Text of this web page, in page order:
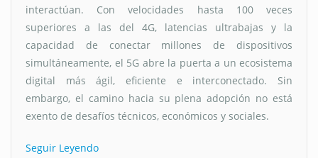
interactúan. Con velocidades hasta 100 veces
superiores a las del 4G, latencias ultrabajas y la
capacidad de conectar millones de dispositivos
simultáneamente, el 5G abre la puerta a un ecosistema
digital más ágil, eficiente e interconectado. Sin
embargo, el camino hacia su plena adopción no está
exento de desafíos técnicos, económicos y sociales.
Seguir Leyendo